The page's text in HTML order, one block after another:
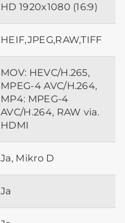
HD 1920x1080 (16:9)
HEIF,JPEG,RAW,TIFF
MOV: HEVC/H.265,
MPEG-4 AVC/H.264,
MP4: MPEG-4
AVC/H.264, RAW via.
HDMI
Ja, Mikro D
Ja